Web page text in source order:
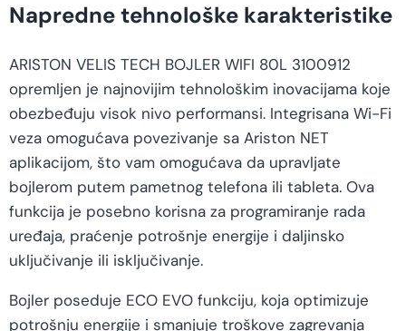
Napredne tehnološke karakteristike
ARISTON VELIS TECH BOJLER WIFI 80L 3100912
opremljen je najnovijim tehnološkim inovacijama koje
obezbeđuju visok nivo performansi. Integrisana Wi-Fi
veza omogućava povezivanje sa Ariston NET
aplikacijom, što vam omogućava da upravljate
bojlerom putem pametnog telefona ili tableta. Ova
funkcija je posebno korisna za programiranje rada
uređaja, praćenje potrošnje energije i daljinsko
uključivanje ili isključivanje.
Bojler poseduje ECO EVO funkciju, koja optimizuje
potrošnju energije i smanjuje troškove zagrevanja